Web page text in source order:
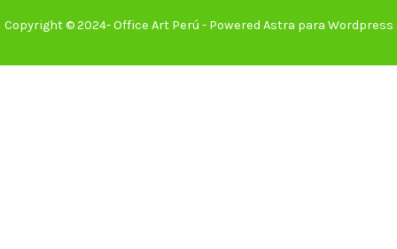
Copyright © 2024- Office Art Perú - Powered Astra para Wordpress